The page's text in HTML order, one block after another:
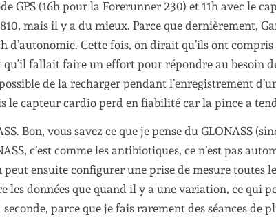
GPS (16h pour la Forerunner 230) et 11h avec le
810, mais il y a du mieux. Parce que dernièrement,
d’autonomie. Cette fois, on dirait qu’ils ont
fallait faire un effort pour répondre au besoin
de la recharger pendant l’enregistrement
le capteur cardio perd en fiabilité car la pince a
Bon, vous savez ce que je pense du GLONASS
c’est comme les antibiotiques, ce n’est pas
ensuite configurer une prise de mesure toutes
les données que quand il y a une variation, ce qui
parce que je fais rarement des séances de